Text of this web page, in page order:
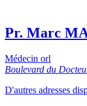
Pr. Marc
Médecin orl
Boulevard du
D'autres adresses